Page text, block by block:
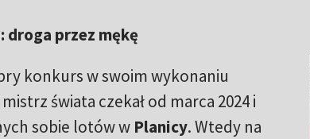
droga przez mękę
konkurs w swoim wykonaniu
świata czekał od marca 2024 i
sobie lotów w Planicy. Wtedy na